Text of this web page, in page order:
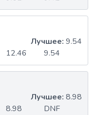
12.46 9.54
Лучшее: 9.54
8.98 DNF
Лучшее: 8.98